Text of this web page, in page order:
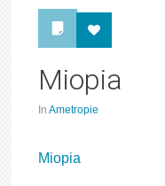
Miopia
InAmetropie
Miopia